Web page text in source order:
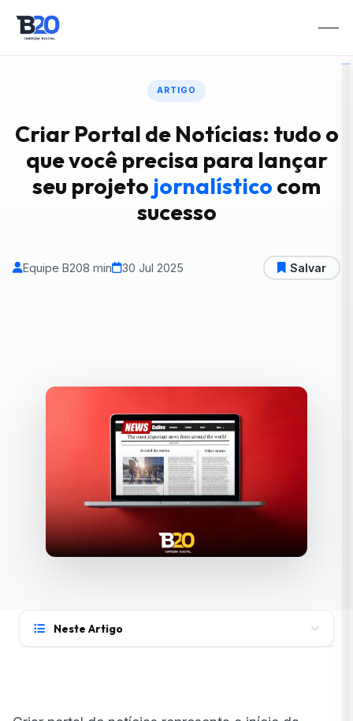
ARTIGO
Criar Portal de Notícias: tudo o
que você precisa para lançar
seu projeto jornalístico com
sucesso
Equipe B208 min 30 Jul 2025 Salvar
Neste Artigo